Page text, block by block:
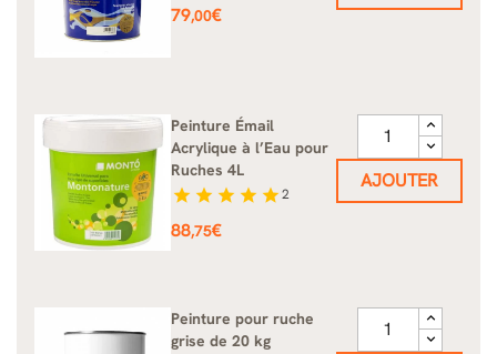
Prix
79,00€
Peinture Émail
Acrylique à l’Eau pour
Ruches 4L
star star star star star2
Prix
88,75€
AJOUTER
Peinture pour ruche
grise de 20 kg